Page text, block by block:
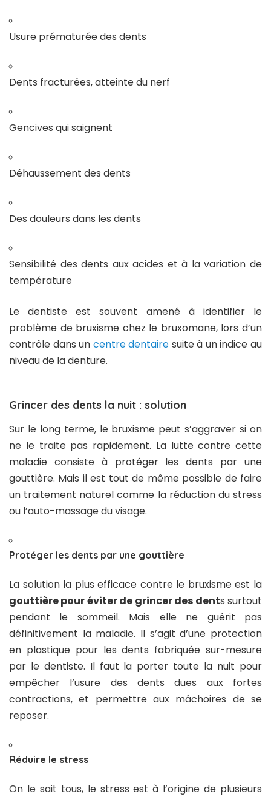
Usure prématurée des dents
Dents fracturées, atteinte du nerf
Gencives qui saignent
Déhaussement des dents
Des douleurs dans les dents
Sensibilité des dents aux acides et à la variation de
température
Le dentiste est souvent amené à identifier le
problème de bruxisme chez le bruxomane, lors d’un
contrôle dans un centre dentaire suite à un indice au
niveau de la denture.
Grincer des dents la nuit : solution
Sur le long terme, le bruxisme peut s’aggraver si on
ne le traite pas rapidement. La lutte contre cette
maladie consiste à protéger les dents par une
gouttière. Mais il est tout de même possible de faire
un traitement naturel comme la réduction du stress
ou l’auto-massage du visage.
Protéger les dents par une gouttière
La solution la plus efficace contre le bruxisme est la
gouttière pour éviter de grincer des dents surtout
pendant le sommeil. Mais elle ne guérit pas
définitivement la maladie. Il s’agit d’une protection
en plastique pour les dents fabriquée sur-mesure
par le dentiste. Il faut la porter toute la nuit pour
empêcher l’usure des dents dues aux fortes
contractions, et permettre aux mâchoires de se
reposer.
Réduire le stress
On le sait tous, le stress est à l’origine de plusieurs